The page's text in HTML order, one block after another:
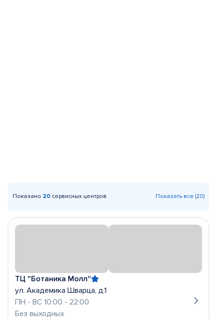
Показано 20 сервисных центров Показать все (20)
ТЦ "Ботаника Молл"
ул. Академика Шварца, д.1
ПН - ВС 10:00 - 22:00
Без выходных